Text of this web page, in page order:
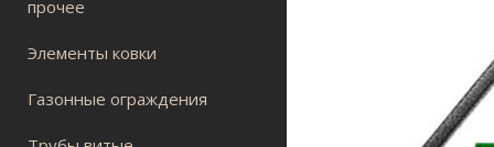
прочее
Элементы ковки
Газонные ограждения